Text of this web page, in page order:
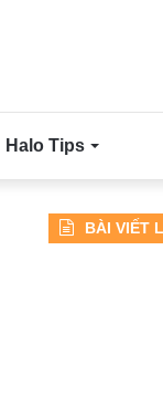
Halo Tips
BÀI VIẾT